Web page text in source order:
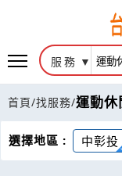
服務
首頁/找服務/運動休
選擇地區 : 中彰投